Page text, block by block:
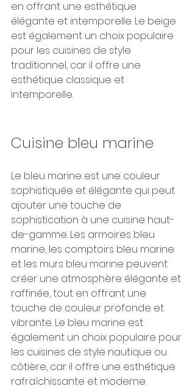
en offrant une esthétique
élégante et intemporelle. Le beige
est également un choix populaire
pour les cuisines de style
traditionnel, car il offre une
esthétique classique et
intemporelle.
Cuisine bleu marine
Le bleu marine est une couleur
sophistiquée et élégante qui peut
ajouter une touche de
sophistication à une cuisine haut-
de-gamme. Les armoires bleu
marine, les comptoirs bleu marine
et les murs bleu marine peuvent
créer une atmosphère élégante et
raffinée, tout en offrant une
touche de couleur profonde et
vibrante. Le bleu marine est
également un choix populaire pour
les cuisines de style nautique ou
côtière, car il offre une esthétique
rafraîchissante et moderne.